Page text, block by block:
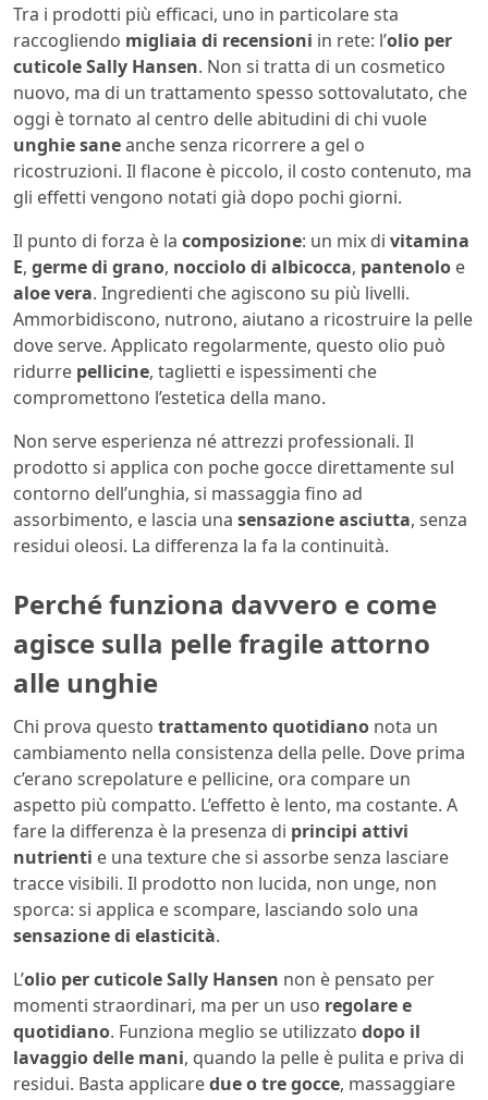
Tra i prodotti più efficaci, uno in particolare sta
raccogliendo migliaia di recensioni in rete: l’olio per
cuticole Sally Hansen. Non si tratta di un cosmetico
nuovo, ma di un trattamento spesso sottovalutato, che
oggi è tornato al centro delle abitudini di chi vuole
unghie saneanche senza ricorrere a gel o
ricostruzioni. Il flacone è piccolo, il costo contenuto, ma
gli effetti vengono notati già dopo pochi giorni.
Il punto di forza è la composizione: un mix di vitamina
E, germe di grano, nocciolo di albicocca, pantenolo e
aloe vera. Ingredienti che agiscono su più livelli.
Ammorbidiscono, nutrono, aiutano a ricostruire la pelle
dove serve. Applicato regolarmente, questo olio può
ridurre pellicine, taglietti e ispessimenti che
compromettono l’estetica della mano.
Non serve esperienza né attrezzi professionali. Il
prodotto si applica con poche gocce direttamente sul
contorno dell’unghia, si massaggia fino ad
assorbimento, e lascia una sensazione asciutta, senza
residui oleosi. La differenza la fa la continuità.
Perché funziona davvero e come
agisce sulla pelle fragile attorno
alle unghie
Chi prova questo trattamento quotidiano nota un
cambiamento nella consistenza della pelle. Dove prima
c’erano screpolature e pellicine, ora compare un
aspetto più compatto. L’effetto è lento, ma costante. A
fare la differenza è la presenza di principi attivi
nutrienti e una texture che si assorbe senza lasciare
tracce visibili. Il prodotto non lucida, non unge, non
sporca: si applica e scompare, lasciando solo una
sensazione di elasticità.
L’olio per cuticole Sally Hansen non è pensato per
momenti straordinari, ma per un uso regolare e
quotidiano. Funziona meglio se utilizzato dopo il
lavaggio delle mani, quando la pelle è pulita e priva di
residui. Basta applicaredue o tre gocce, massaggiare